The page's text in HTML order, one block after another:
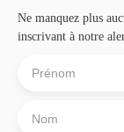
Ne manquez plus
inscrivant à notre
Prénom
Nom